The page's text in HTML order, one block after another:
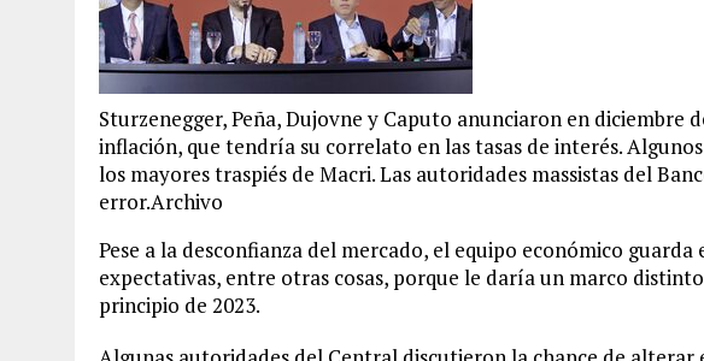
Sturzenegger, Peña, Dujovne y Caputo anunciaron en diciembre
inflación, que tendría su correlato en las tasas de interés.
los mayores traspiés de Macri. Las autoridades massistas del
error.Archivo
Pese a la desconfianza del mercado, el equipo económico
expectativas, entre otras cosas, porque le daría un marco
principio de 2023.